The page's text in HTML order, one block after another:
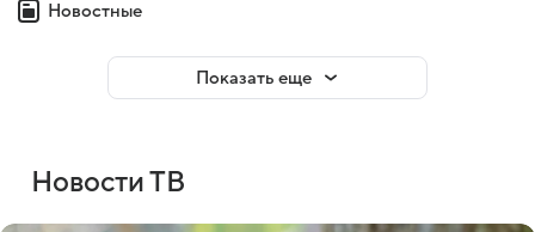
Новостные
Показать еще
Новости ТВ